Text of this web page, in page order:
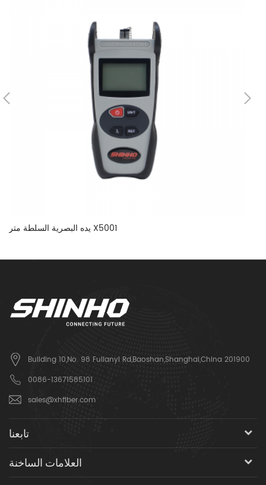
يده البصرية السلطة متر X5001
Building 10,No. 98 Fulianyi Rd,Baoshan,Shanghai,China 201900
0086-13671585101
sales@xhfiber.com
تابعنا
العلامات الساخنة